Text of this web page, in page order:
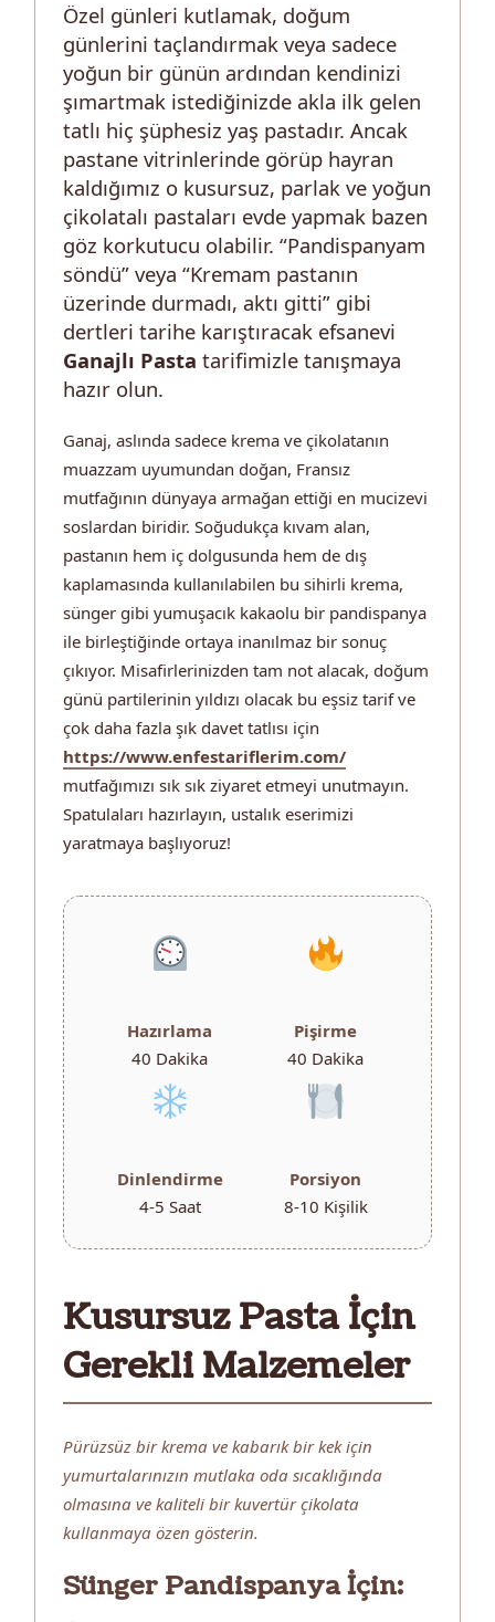
Özel günleri kutlamak, doğum
günlerini taçlandırmak veya sadece
yoğun bir günün ardından kendinizi
şımartmak istediğinizde akla ilk gelen
tatlı hiç şüphesiz yaş pastadır. Ancak
pastane vitrinlerinde görüp hayran
kaldığımız o kusursuz, parlak ve yoğun
çikolatalı pastaları evde yapmak bazen
göz korkutucu olabilir. “Pandispanyam
söndü” veya “Kremam pastanın
üzerinde durmadı, aktı gitti” gibi
dertleri tarihe karıştıracak efsanevi
Ganajlı Pasta tarifimizle tanışmaya
hazır olun.
Ganaj, aslında sadece krema ve çikolatanın
muazzam uyumundan doğan, Fransız
mutfağının dünyaya armağan ettiği en mucizevi
soslardan biridir. Soğudukça kıvam alan,
pastanın hem iç dolgusunda hem de dış
kaplamasında kullanılabilen bu sihirli krema,
sünger gibi yumuşacık kakaolu bir pandispanya
ile birleştiğinde ortaya inanılmaz bir sonuç
çıkıyor. Misafirlerinizden tam not alacak, doğum
günü partilerinin yıldızı olacak bu eşsiz tarif ve
çok daha fazla şık davet tatlısı için
https://www.enfestariflerim.com/
mutfağımızı sık sık ziyaret etmeyi unutmayın.
Spatulaları hazırlayın, ustalık eserimizi
yaratmaya başlıyoruz!
Hazırlama
40 Dakika
Pişirme
40 Dakika
Dinlendirme
4-5 Saat
Porsiyon
8-10 Kişilik
Kusursuz Pasta İçin
Gerekli Malzemeler
Pürüzsüz bir krema ve kabarık bir kek için
yumurtalarınızın mutlaka oda sıcaklığında
olmasına ve kaliteli bir kuvertür çikolata
kullanmaya özen gösterin.
Sünger Pandispanya İçin: